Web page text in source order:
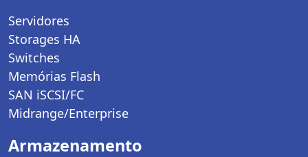
Servidores
Storages HA
Switches
Memórias Flash
SAN iSCSI/FC
Midrange/Enterprise
Armazenamento